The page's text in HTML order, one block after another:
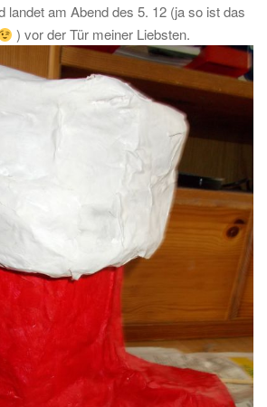
landet am Abend des 5. 12 (ja so ist das
) vor der Tür meiner Liebsten.